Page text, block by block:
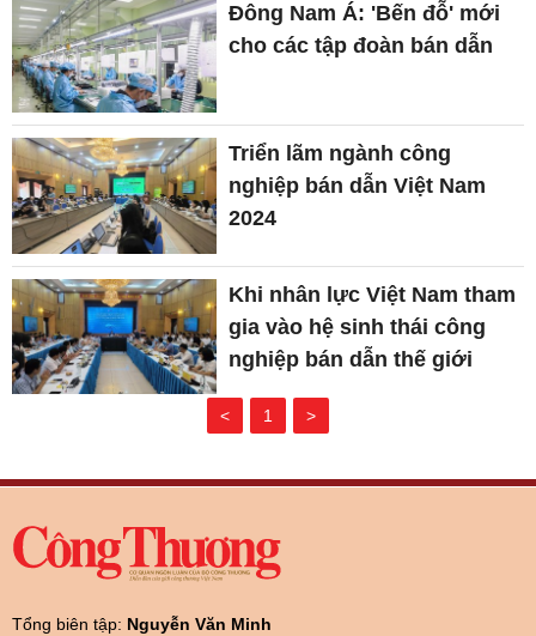
Đông Nam Á: 'Bến đỗ' mới
cho các tập đoàn bán dẫn
Triển lãm ngành công
nghiệp bán dẫn Việt Nam
2024
Khi nhân lực Việt Nam tham
gia vào hệ sinh thái công
nghiệp bán dẫn thế giới
< 1 >
Tổng biên tập: Nguyễn Văn Minh